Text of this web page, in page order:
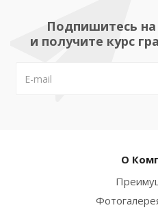
Подпишитесь
и получите курс
О